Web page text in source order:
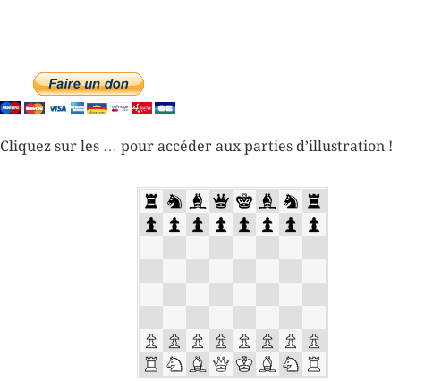
Cliquez sur les … pour accéder aux parties d’illustration !